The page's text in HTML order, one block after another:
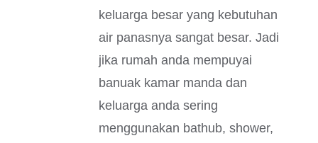
keluarga besar yang kebutuhan
air panasnya sangat besar. Jadi
jika rumah anda mempuyai
banuak kamar manda dan
keluarga anda sering
menggunakan bathub, shower,